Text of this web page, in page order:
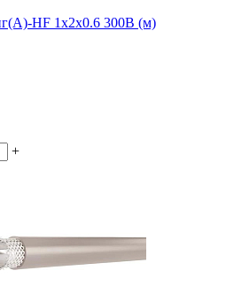
HF 1х2х0.6 300В (м)
+